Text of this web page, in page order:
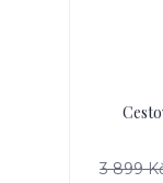
3 899